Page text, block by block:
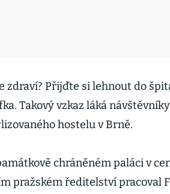
zdraví? Přijďte si lehnout do
Takový vzkaz láká
hostelu v Brně.
chráněném paláci v
pražském ředitelství pracoval